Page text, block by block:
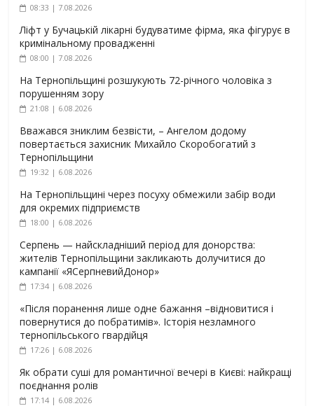
08:33 | 7.08.2026
Ліфт у Бучацькій лікарні будуватиме фірма, яка фігурує в
кримінальному провадженні
08:00 | 7.08.2026
На Тернопільщині розшукують 72-річного чоловіка з
порушенням зору
21:08 | 6.08.2026
Вважався зниклим безвісти, – Ангелом додому
повертається захисник Михайло Скоробогатий з
Тернопільщини
19:32 | 6.08.2026
На Тернопільщині через посуху обмежили забір води
для окремих підприємств
18:00 | 6.08.2026
Серпень — найскладніший період для донорства:
жителів Тернопільщини закликають долучитися до
кампанії «ЯСерпневийДонор»
17:34 | 6.08.2026
«Після поранення лише одне бажання –відновитися і
повернутися до побратимів». Історія незламного
тернопільського гвардійця
17:26 | 6.08.2026
Як обрати суші для романтичної вечері в Києві: найкращі
поєднання ролів
17:14 | 6.08.2026